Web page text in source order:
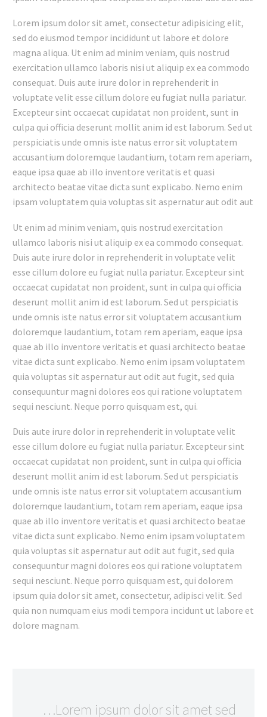
Lorem ipsum dolor sit amet, consectetur adipisicing elit,
sed do eiusmod tempor incididunt ut labore et dolore
magna aliqua. Ut enim ad minim veniam, quis nostrud
exercitation ullamco laboris nisi ut aliquip ex ea commodo
consequat. Duis aute irure dolor in reprehenderit in
voluptate velit esse cillum dolore eu fugiat nulla pariatur.
Excepteur sint occaecat cupidatat non proident, sunt in
culpa qui officia deserunt mollit anim id est laborum. Sed ut
perspiciatis unde omnis iste natus error sit voluptatem
accusantium doloremque laudantium, totam rem aperiam,
eaque ipsa quae ab illo inventore veritatis et quasi
architecto beatae vitae dicta sunt explicabo. Nemo enim
ipsam voluptatem quia voluptas sit aspernatur aut odit aut
Ut enim ad minim veniam, quis nostrud exercitation
ullamco laboris nisi ut aliquip ex ea commodo consequat.
Duis aute irure dolor in reprehenderit in voluptate velit
esse cillum dolore eu fugiat nulla pariatur. Excepteur sint
occaecat cupidatat non proident, sunt in culpa qui officia
deserunt mollit anim id est laborum. Sed ut perspiciatis
unde omnis iste natus error sit voluptatem accusantium
doloremque laudantium, totam rem aperiam, eaque ipsa
quae ab illo inventore veritatis et quasi architecto beatae
vitae dicta sunt explicabo. Nemo enim ipsam voluptatem
quia voluptas sit aspernatur aut odit aut fugit, sed quia
consequuntur magni dolores eos qui ratione voluptatem
sequi nesciunt. Neque porro quisquam est, qui.
Duis aute irure dolor in reprehenderit in voluptate velit
esse cillum dolore eu fugiat nulla pariatur. Excepteur sint
occaecat cupidatat non proident, sunt in culpa qui officia
deserunt mollit anim id est laborum. Sed ut perspiciatis
unde omnis iste natus error sit voluptatem accusantium
doloremque laudantium, totam rem aperiam, eaque ipsa
quae ab illo inventore veritatis et quasi architecto beatae
vitae dicta sunt explicabo. Nemo enim ipsam voluptatem
quia voluptas sit aspernatur aut odit aut fugit, sed quia
consequuntur magni dolores eos qui ratione voluptatem
sequi nesciunt. Neque porro quisquam est, qui dolorem
ipsum quia dolor sit amet, consectetur, adipisci velit. Sed
quia non numquam eius modi tempora incidunt ut labore et
dolore magnam.
…Lorem ipsum dolor sit amet sed